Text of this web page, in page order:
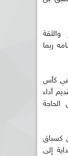
ربما
في كأس
أداء
كسباق
إلى